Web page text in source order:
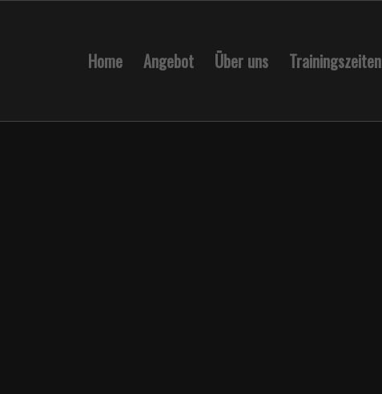
Home Angebot Über uns Trainingszeiten